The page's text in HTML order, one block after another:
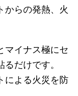
からの発熱、火
マイナス極にセ
だけです。
による火災を防